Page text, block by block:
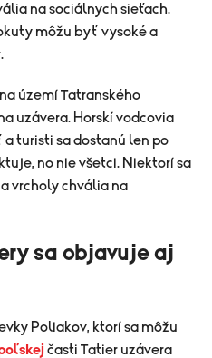
na sociálnych sieťach.
môžu byť vysoké a
území Tatranského
uzávera. Horskí vodcovia
turisti sa dostanú len po
no nie všetci. N iektorí sa
vrcholy chvália na
sa objavuje aj
Poliakov, ktorí sa môžu
časti Tatier uzávera